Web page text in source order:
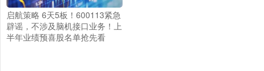
启航策略 6天5板！600113紧急
辟谣，不涉及脑机接口业务！上
半年业绩预喜股名单抢先看